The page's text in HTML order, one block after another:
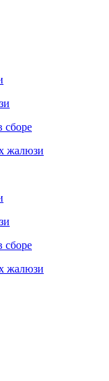
сборе
жалюзи
сборе
жалюзи